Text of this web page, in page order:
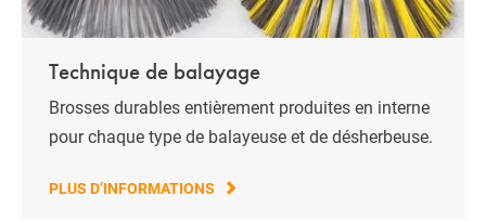
Technique de balayage
Brosses durables entièrement produites en interne
pour chaque type de balayeuse et de désherbeuse.
PLUS D’INFORMATIONS